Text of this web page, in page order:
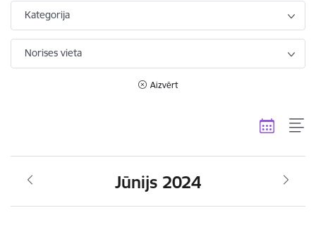
Kategorija
Norises vieta
Aizvērt
Jūnijs 2024